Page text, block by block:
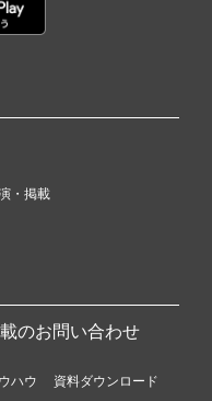
・掲載
のお問い合わせ
ハウ
資料ダウンロード